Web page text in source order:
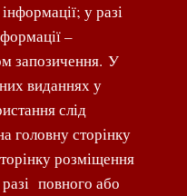
у разі
–
запозичення. У
виданнях у
слід
головну сторінку
розміщення
повного або